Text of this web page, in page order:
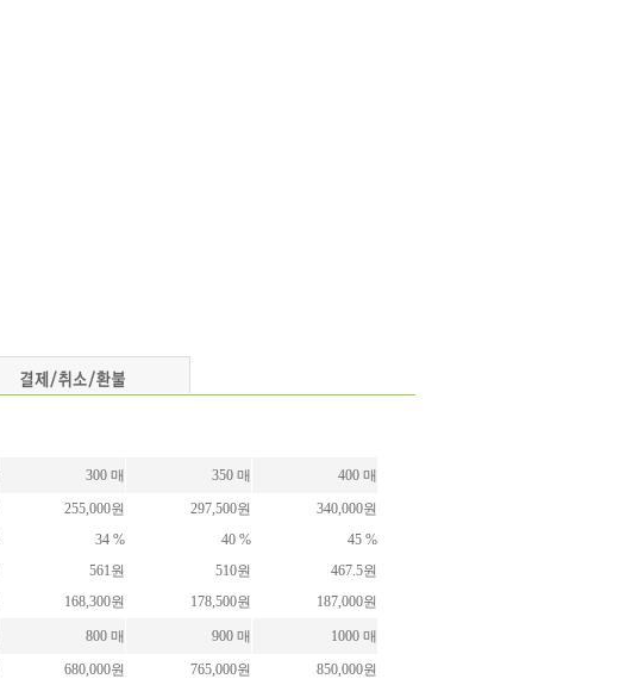
300 매 350 매
400 매
255,000원 297,500원
340,000원
34 % 40 %
45 %
561원 510원
467.5원
168,300원 178,500원 187,000원
800 매 900 매
1000 매
680,000원 765,000원
850,000원